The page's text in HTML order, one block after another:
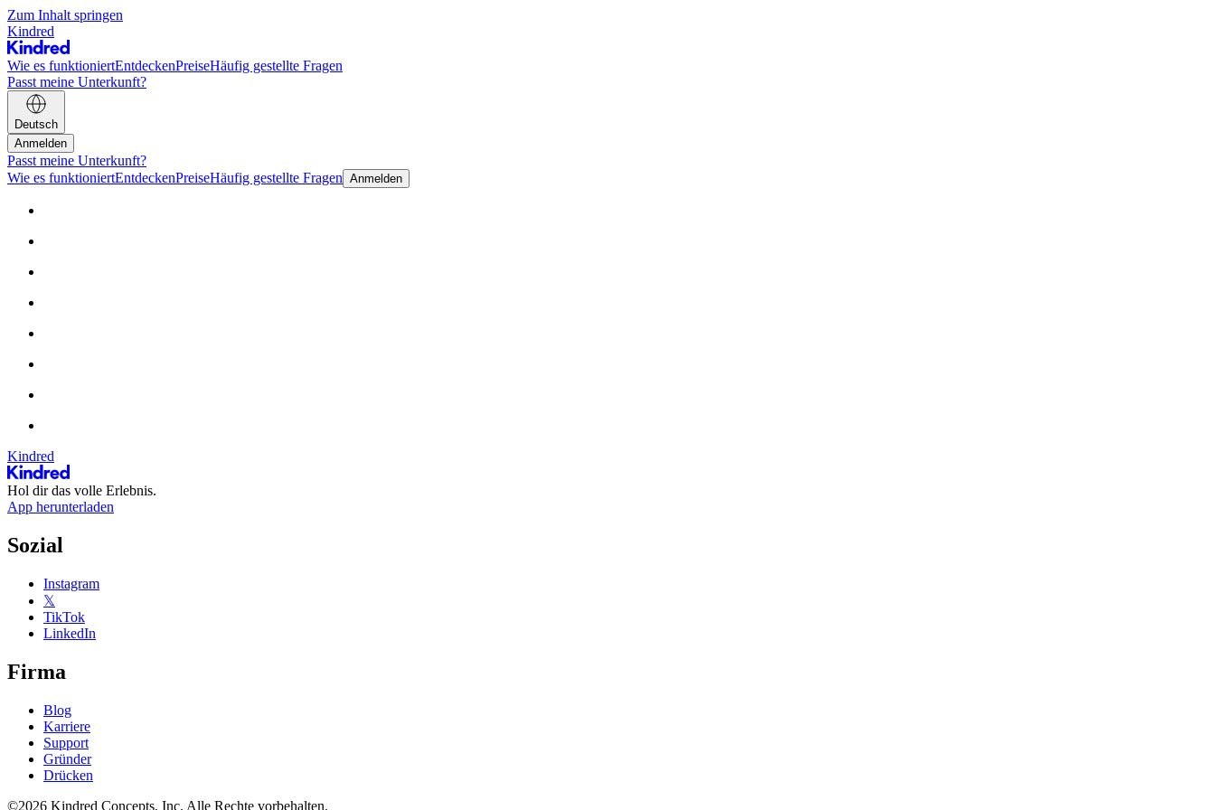
Zum Inhalt springen
Kindred
Wie es funktioniertEntdeckenPreiseHäufig gestellte Fragen
Passt meine Unterkunft?
Deutsch
Anmelden
Passt meine Unterkunft?
Wie es funktioniertEntdeckenPreiseHäufig gestellte Fragen Anmelden
Kindred
Hol dir das volle Erlebnis.
App herunterladen
Sozial
Instagram
𝕏
TikTok
LinkedIn
Firma
Blog
Karriere
Support
Gründer
Drücken
©2026 Kindred Concepts, Inc. Alle Rechte vorbehalten.